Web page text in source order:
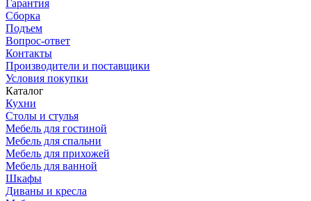
Гарантия
Сборка
Подъем
Вопрос-ответ
Контакты
Производители и поставщики
Условия покупки
Каталог
Кухни
Столы и стулья
Мебель для гостиной
Мебель для спальни
Мебель для прихожей
Мебель для ванной
Шкафы
Диваны и кресла